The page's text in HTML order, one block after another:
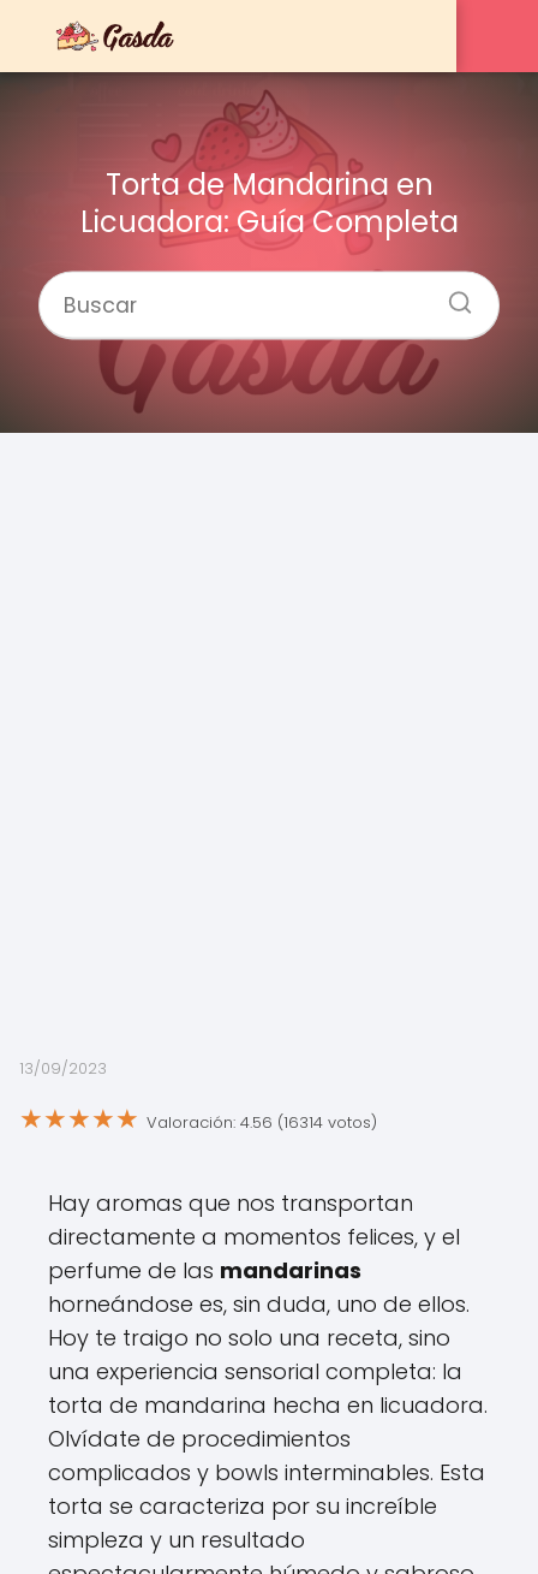
Torta de Mandarina en
Licuadora: Guía Completa
13/09/2023
★★★★★ Valoración: 4.56 (16314 votos)
Hay aromas que nos transportan
directamente a momentos felices, y el
perfume de las mandarinas
horneándose es, sin duda, uno de ellos.
Hoy te traigo no solo una receta, sino
una experiencia sensorial completa: la
torta de mandarina hecha en licuadora.
Olvídate de procedimientos
complicados y bowls interminables. Esta
torta se caracteriza por su increíble
simpleza y un resultado